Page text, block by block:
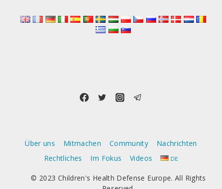
Über uns Mitmachen Community
Nachrichten
Rechtliches
Im Fokus Videos DE
© 2023 Children's Health Defense Europe. All Rights